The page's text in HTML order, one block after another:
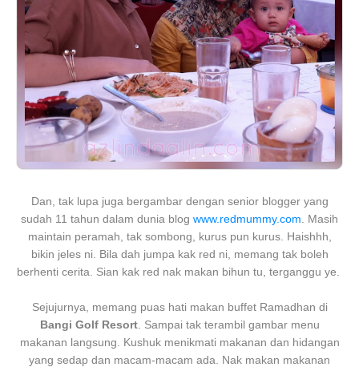
Dan, tak lupa juga bergambar dengan senior blogger yang
sudah 11 tahun dalam dunia blog www.redmummy.com . Masih
maintain peramah, tak sombong, kurus pun kurus. Haishhh,
bikin jeles ni. Bila dah jumpa kak red ni, memang tak boleh
berhenti cerita. Sian kak red nak makan bihun tu, terganggu ye.
Sejujurnya, memang puas hati makan buffet Ramadhan di
Bangi Golf Resort. Sampai tak terambil gambar menu
makanan langsung. Kushuk menikmati makanan dan hidangan
yang sedap dan macam-macam ada. Nak makan makanan